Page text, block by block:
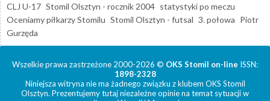
CLJ U-17 Stomil Olsztyn - rocznik 2004 statystyki po meczu
Oceniamy piłkarzy Stomilu Stomil Olsztyn - futsal 3. połowa Piotr
Gurzęda
Wszelkie prawa zastrzeżone 2000-2026 © OKS Stomil on-line ISSN:
1898-2328
Niniejsza witryna nie ma żadnego związku z klubem OKS Stomil
Olsztyn. Prezentujemy tutaj niezależne opinie na temat sytuacji w